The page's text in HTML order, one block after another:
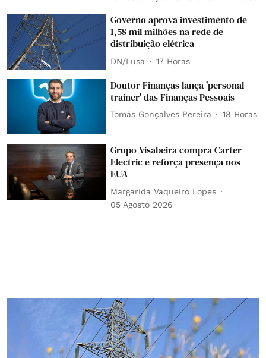
Governo aprova investimento de
1,58 mil milhões na rede de
distribuição elétrica
DN/Lusa 17 Horas
Doutor Finanças lança 'personal
trainer' das Finanças Pessoais
Tomás Gonçalves Pereira 18 Horas
Grupo Visabeira compra Carter
Electric e reforça presença nos
EUA
Margarida Vaqueiro Lopes
05 Agosto 2026